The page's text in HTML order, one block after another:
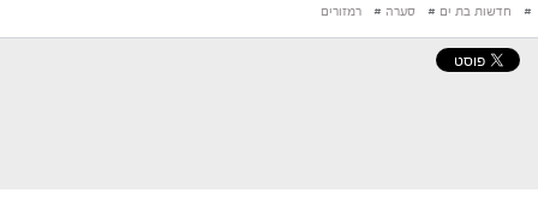
# חדשות בת ים # סערה # רמזורים